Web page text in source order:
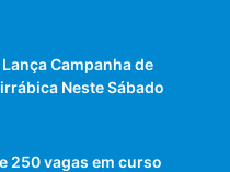
Campanha de
Neste Sábado
250 vagas em curso